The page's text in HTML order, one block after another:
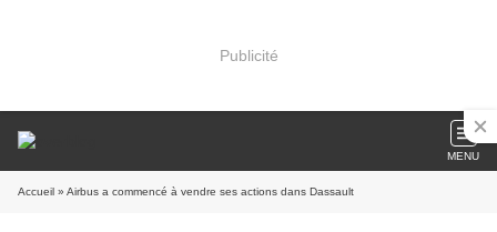
Publicité
MENU
Accueil » Airbus a commencé à vendre ses actions dans Dassault